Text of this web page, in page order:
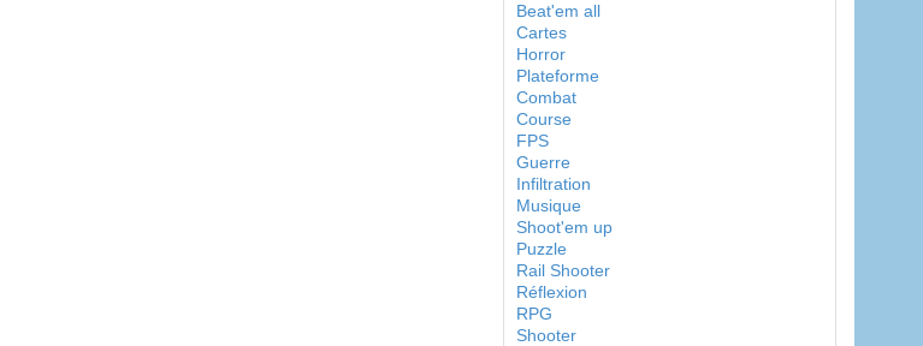
Beat'em all
Cartes
Horror
Plateforme
Combat
Course
FPS
Guerre
Infiltration
Musique
Shoot'em up
Puzzle
Rail Shooter
Réflexion
RPG
Shooter